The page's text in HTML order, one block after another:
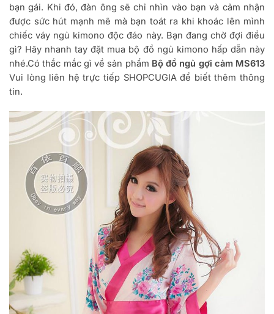
bạn gái. Khi đó, đàn ông sẽ chỉ nhìn vào bạn và cảm nhận
được sức hút mạnh mẽ mà bạn toát ra khi khoác lên mình
chiếc váy ngủ kimono độc đáo này. Bạn đang chờ đợi điều
gì? Hãy nhanh tay đặt mua bộ đồ ngủ kimono hấp dẫn này
nhé.Có thắc mắc gì về sản phẩm Bộ đồ ngủ gợi cảm MS613
Vui lòng liên hệ trực tiếp SHOPCUGIA để biết thêm thông
tin.